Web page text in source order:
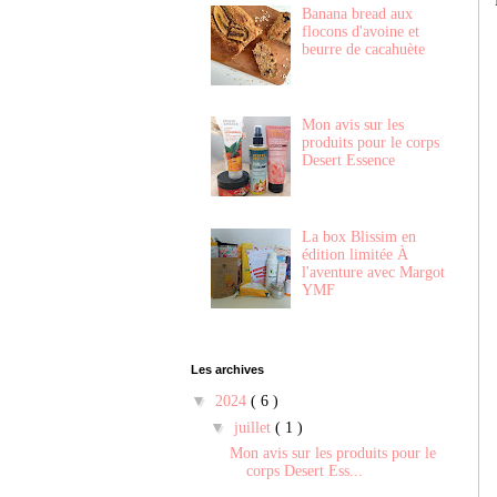
Banana bread aux
flocons d'avoine et
beurre de cacahuète
Mon avis sur les
produits pour le corps
Desert Essence
La box Blissim en
édition limitée À
l'aventure avec Margot
YMF
Les archives
▼ 2024 ( 6 )
▼ juillet ( 1 )
Mon avis sur les produits pour le
corps Desert Ess...